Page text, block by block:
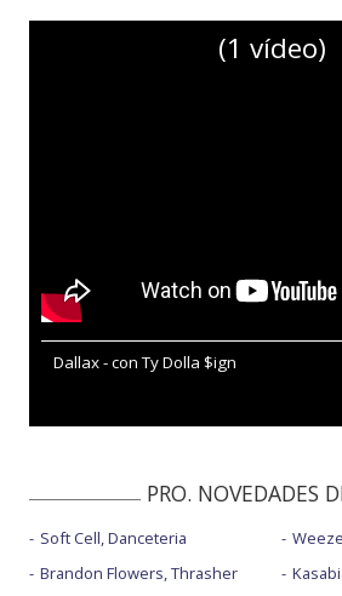
(1 vídeo)
Dallax - con Ty Dolla $ign
PRO. NOVEDADES
Soft Cell, Danceteria
Brandon Flowers, Thrasher